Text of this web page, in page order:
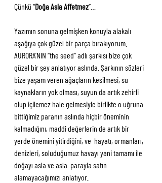
Çünkü “Doğa Asla Affetmez”…
Yazımın sonuna gelmişken konuyla alakalı
aşağıya çok güzel bir parça bırakıyorum.
AURORA'NIN “the seed” adlı şarkısı bize çok
güzel bir şey anlatıyor aslında. Şarkının sözleri
bize yaşam veren ağaçların kesilmesi, su
kaynakların yok olması, suyun da artık zehirli
olup içilemez hale gelmesiyle birlikte o uğruna
bittiğimiz paranın aslında hiçbir öneminin
kalmadığını, maddi değerlerin de artık bir
yerde önemini yitirdiğini, ve  hayatı, ormanları,
denizleri, soluduğumuz havayı yani tamamı ile
doğayı asla ve asla  parayla satın
alamayacağımızı anlatıyor.